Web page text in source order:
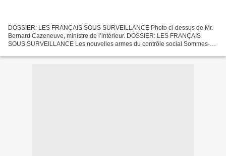
DOSSIER: LES FRANÇAIS SOUS SURVEILLANCE Photo ci-dessus de Mr.
Bernard Cazeneuve, ministre de l’intérieur. DOSSIER: LES FRANÇAIS
SOUS SURVEILLANCE Les nouvelles armes du contrôle social Sommes-